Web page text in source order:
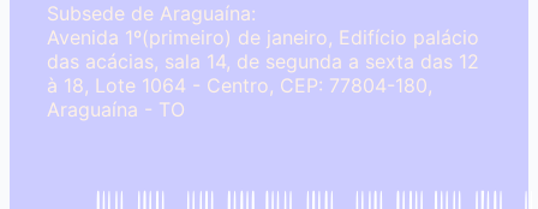
Subsede de Araguaína:
Avenida 1º(primeiro) de janeiro, Edifício palácio
das acácias, sala 14, de segunda a sexta das 12
à 18, Lote 1064 - Centro, CEP: 77804-180,
Araguaína - TO